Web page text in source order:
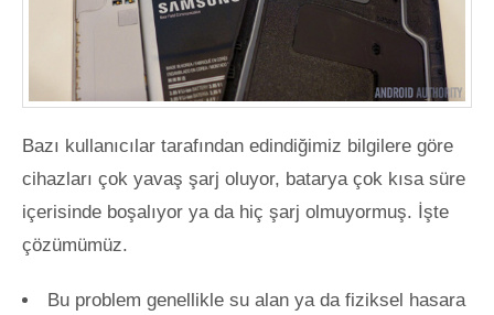
Bazı kullanıcılar tarafından edindiğimiz bilgilere göre
cihazları çok yavaş şarj oluyor, batarya çok kısa süre
içerisinde boşalıyor ya da hiç şarj olmuyormuş. İşte
çözümümüz.
Bu problem genellikle su alan ya da fiziksel hasara